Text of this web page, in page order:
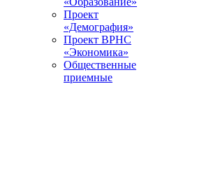
Проект
«Демография»
Проект ВРНС
«Экономика»
Общественные
приемные